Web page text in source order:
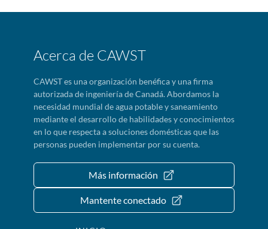
Acerca de CAWST
CAWST es una organización benéfica y una firma
autorizada de ingeniería de Canadá. Abordamos la
necesidad mundial de agua potable y saneamiento
mediante el desarrollo de habilidades y conocimientos
en lo que respecta a soluciones domésticas que las
personas pueden implementar por su cuenta.
Más información
Mantente conectado